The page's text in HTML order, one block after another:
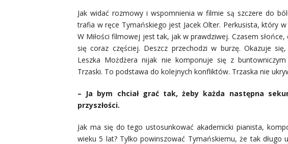
Jak widać rozmowy i wspomnienia w filmie są szczere do
trafia w ręce Tymańskiego jest Jacek Olter. Perkusista, który
W Miłości filmowej jest tak, jak w prawdziwej. Czasem
się coraz częściej. Deszcz przechodzi w burzę. Okazuje
Leszka Możdżera nijak nie komponuje się z
Trzaski. To podstawa do kolejnych konfliktów. Trzaska nie
– Ja bym chciał grać tak, żeby każda następna
przyszłości.
Jak ma się do tego ustosunkować akademicki pianista,
wieku 5 lat? Tylko powinszować Tymańskiemu, że tak długo